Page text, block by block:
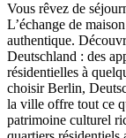
Vous rêvez de
L’échange de
authentique.
Deutschland : des
résidentielles à
choisir Berlin,
la ville offre tout ce
patrimoine culturel